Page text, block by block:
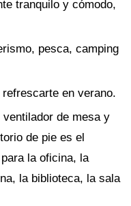
tranquilo y cómodo,
pesca, camping
en verano.
de mesa y
de pie es el
la oficina, la
la biblioteca, la sala